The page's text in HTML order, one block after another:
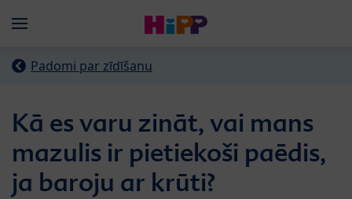
Menü
Padomi par zīdīšanu
Kā es varu zināt, vai mans
mazulis ir pietiekoši paēdis,
ja baroju ar krūti?